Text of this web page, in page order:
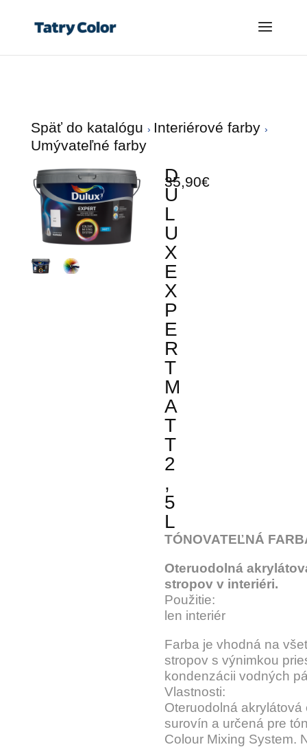
Späť do katalógu
Interiérové farby
Umývateľné farby
D
U
L
U
X
E
X
P
E
R
T
M
A
T
T
2
,
5
L
35,90€
TÓNOVATEĽNÁ
Oteruodolná
stropov v interiéri.
Použitie:
len interiér
Farba je vhodná na
stropov s výnimkou
kondenzácii vodných
Vlastnosti:
Oteruodolná
surovín a určená pre
Colour Mixing System.